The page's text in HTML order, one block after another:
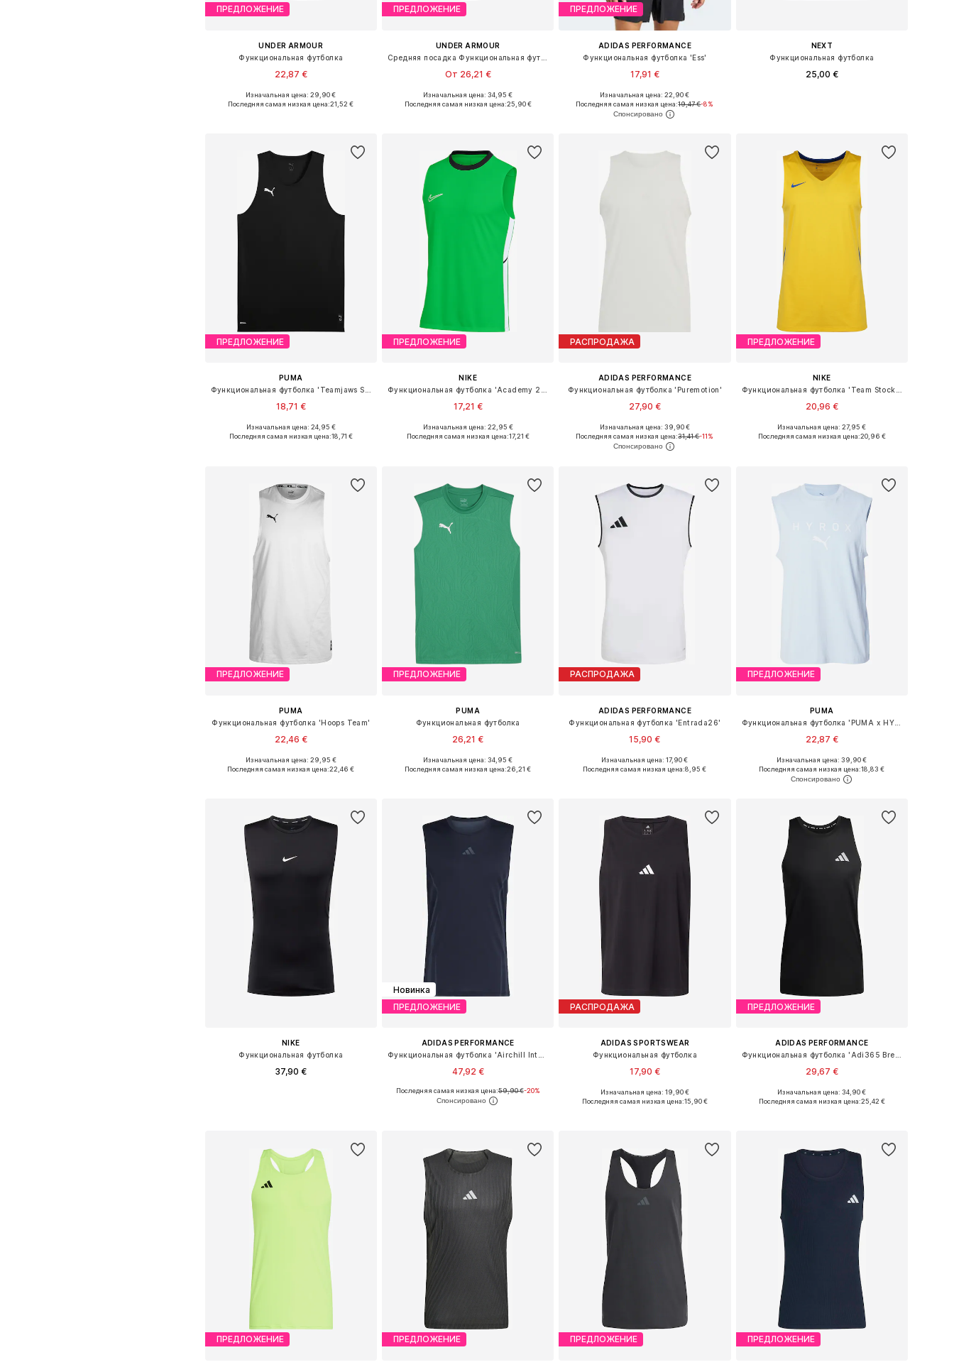
ПРЕДЛОЖЕНИЕ
UNDER ARMOUR
Функциональная футболка
22,87 €
Доступные размеры: XS, S, M, L, XL
Изначальная цена: 29,90 €
Последняя самая низкая цена:21,52 €
ПРЕДЛОЖЕНИЕ
UNDER ARMOUR
От 26,21 €
Изначальная цена: 34,95 €
Последняя самая низкая цена:25,90 €
ПРЕДЛОЖЕНИЕ
ADIDAS PERFORMANCE
Функциональная футболка 'Ess'
17,91 €
Добавить в корзину
Изначальная цена: 22,90 €
Последняя самая низкая цена:19,47 €-8%
NEXT
Функциональная футболка
25,00 €
ПРЕДЛОЖЕНИЕ
PUMA
18,71 €
+1
Доступные размеры: S, M, L, XL, XXL
Изначальная цена: 24,95 €
Последняя самая низкая цена:18,71 €
ПРЕДЛОЖЕНИЕ
NIKE
17,21 €
+1
Доступно множество размеров
Изначальная цена: 22,95 €
Последняя самая низкая цена:17,21 €
РАСПРОДАЖА
ADIDAS PERFORMANCE
Функциональная футболка 'Puremotion'
27,90 €
Добавить в корзину
Изначальная цена: 39,90 €
Последняя самая низкая цена:31,41 €-11%
ПРЕДЛОЖЕНИЕ
NIKE
20,96 €
+ 6
Доступные размеры: S, M, L, XL, XXL, XXXL
Изначальная цена: 27,95 €
Последняя самая низкая цена:20,96 €
ПРЕДЛОЖЕНИЕ
PUMA
Функциональная футболка 'Hoops Team'
22,46 €
Доступные размеры: S, M, L, XXL
Изначальная цена: 29,95 €
Последняя самая низкая цена:22,46 €
ПРЕДЛОЖЕНИЕ
PUMA
Функциональная футболка
26,21 €
Доступные размеры: S, M, L, XL, XXXL
Изначальная цена: 34,95 €
Последняя самая низкая цена:26,21 €
РАСПРОДАЖА
ADIDAS PERFORMANCE
Функциональная футболка 'Entrada26'
15,90 €
Изначальная цена: 17,90 €
Последняя самая низкая цена:8,95 €
ПРЕДЛОЖЕНИЕ
PUMA
22,87 €
Доступные размеры: M, L, XL
Добавить в корзину
Изначальная цена: 39,90 €
Последняя самая низкая цена:18,83 €
NIKE
Функциональная футболка
37,90 €
Новинка
ПРЕДЛОЖЕНИЕ
ADIDAS PERFORMANCE
47,92 €
Последняя самая низкая цена:59,90 €-20%
РАСПРОДАЖА
ADIDAS SPORTSWEAR
Функциональная футболка
17,90 €
Доступные размеры: XS, S, M, XL
Изначальная цена: 19,90 €
Последняя самая низкая цена:15,90 €
ПРЕДЛОЖЕНИЕ
ADIDAS PERFORMANCE
29,67 €
Доступные размеры: S, M, L, XL, XXL
Изначальная цена: 34,90 €
Последняя самая низкая цена:25,42 €
ПРЕДЛОЖЕНИЕ ПРЕДЛОЖЕНИЕ ПРЕДЛОЖЕНИЕ ПРЕДЛОЖЕНИЕ